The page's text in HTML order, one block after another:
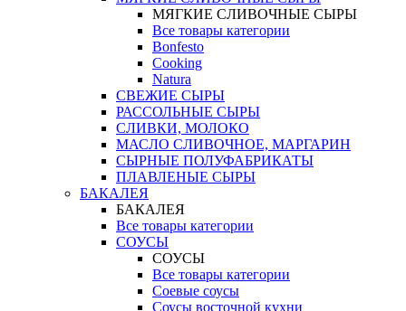
МЯГКИЕ СЛИВОЧНЫЕ СЫРЫ
Все товары категории
Bonfesto
Cooking
Natura
СВЕЖИЕ СЫРЫ
РАССОЛЬНЫЕ СЫРЫ
СЛИВКИ, МОЛОКО
МАСЛО СЛИВОЧНОЕ, МАРГАРИН
СЫРНЫЕ ПОЛУФАБРИКАТЫ
ПЛАВЛЕНЫЕ СЫРЫ
БАКАЛЕЯ
БАКАЛЕЯ
Все товары категории
СОУСЫ
СОУСЫ
Все товары категории
Соевые соусы
Соусы восточной кухни